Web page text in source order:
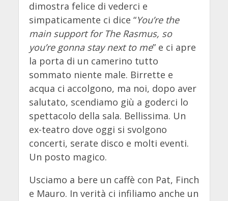
dimostra felice di vederci e
simpaticamente ci dice “You’re the
main support for The Rasmus, so
you’re gonna stay next to me” e ci apre
la porta di un camerino tutto
sommato niente male. Birrette e
acqua ci accolgono, ma noi, dopo aver
salutato, scendiamo giù a goderci lo
spettacolo della sala. Bellissima. Un
ex-teatro dove oggi si svolgono
concerti, serate disco e molti eventi.
Un posto magico.
Usciamo a bere un caffè con Pat, Finch
e Mauro. In verità ci infiliamo anche un